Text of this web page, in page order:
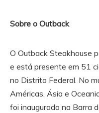
Sobre o Outback
O Outback Steakhouse
e está presente em 51
no Distrito Federal. No
Américas, Ásia e
foi inaugurado na Barra